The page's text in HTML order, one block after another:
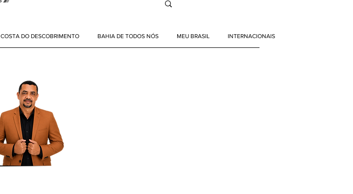
COSTA DO DESCOBRIMENTO BAHIA DE TODOS NÓS MEU BRASIL INTERNACIONAIS